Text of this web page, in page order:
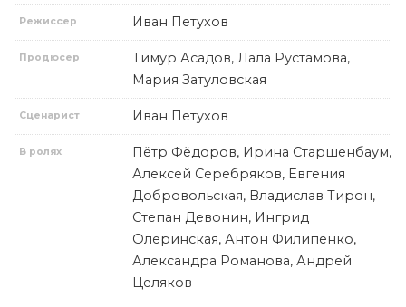
Режиссер Иван Петухов
Продюсер
Тимур Асадов, Лала Рустамова,
Мария Затуловская
Сценарист Иван Петухов
В ролях
Пётр Фёдоров, Ирина Старшенбаум,
Алексей Серебряков, Евгения
Добровольская, Владислав Тирон,
Степан Девонин, Ингрид
Олеринская, Антон Филипенко,
Александра Романова, Андрей
Целяков